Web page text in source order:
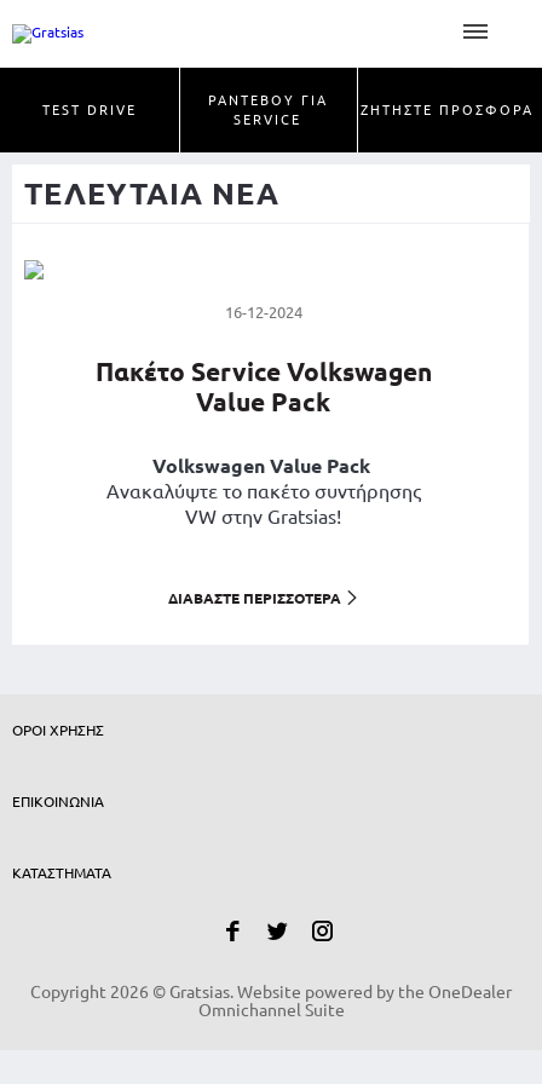
TEST DRIVE
ΡΑΝΤΕΒΟΥ ΓΙΑ
SERVICE
ΖΗΤΗΣΤΕ ΠΡΟΣΦΟΡΑ
ΤΕΛΕΥΤΑΙΑ ΝΕΑ
16-12-2024
Πακέτο Service Volkswagen
Value Pack
Volkswagen Value Pack
Ανακαλύψτε το πακέτο συντήρησης
VW στην Gratsias!
ΔΙΑΒΆΣΤΕ ΠΕΡΙΣΣΌΤΕΡΑ
ΟΡΟΙ ΧΡΗΣΗΣ
ΕΠΙΚΟΙΝΩΝΙΑ
ΚΑΤΑΣΤΗΜΑΤΑ
Copyright 2026 © Gratsias. Website powered by the OneDealer
Omnichannel Suite